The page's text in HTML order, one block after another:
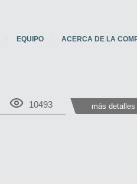
EQUIPO ACERCA DE LA
10493 más detalles